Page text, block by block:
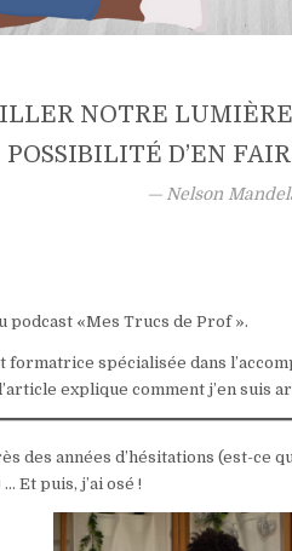
NOTRE
POSSIBILITÉ D’EN
Nelson
podcast «Mes Trucs de Prof ».
spécialisée dans
explique comment j’en suis
des années d’hésitations (est-ce
Et puis, j’ai osé !